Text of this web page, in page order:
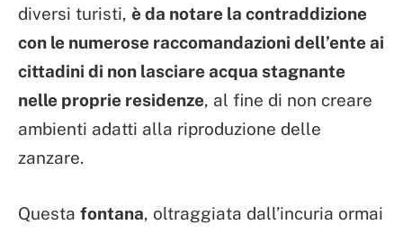
diversi turisti, è da notare la contraddizione
con le numerose raccomandazioni dell’ente ai
cittadini di non lasciare acqua stagnante
nelle proprie residenze, al fine di non creare
ambienti adatti alla riproduzione delle
zanzare.
Questa fontana, oltraggiata dall’incuria ormai